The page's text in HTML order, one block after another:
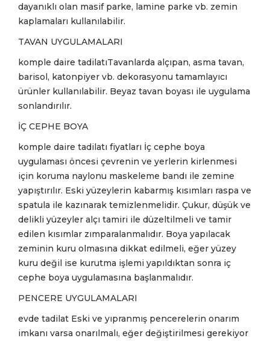
dayanıklı olan masif parke, lamine parke vb. zemin
kaplamaları kullanılabilir.
TAVAN UYGULAMALARI
komple daire tadilatıTavanlarda alçıpan, asma tavan,
barisol, katonpiyer vb. dekorasyonu tamamlayıcı
ürünler kullanılabilir. Beyaz tavan boyası ile uygulama
sonlandırılır.
İÇ CEPHE BOYA
komple daire tadilatı fiyatları İç cephe boya
uygulaması öncesi çevrenin ve yerlerin kirlenmesi
için koruma naylonu maskeleme bandı ile zemine
yapıştırılır. Eski yüzeylerin kabarmış kısımları raspa ve
spatula ile kazınarak temizlenmelidir. Çukur, düşük ve
delikli yüzeyler alçı tamiri ile düzeltilmeli ve tamir
edilen kısımlar zımparalanmalıdır. Boya yapılacak
zeminin kuru olmasına dikkat edilmeli, eğer yüzey
kuru değil ise kurutma işlemi yapıldıktan sonra iç
cephe boya uygulamasına başlanmalıdır.
PENCERE UYGULAMALARI
evde tadilat Eski ve yıpranmış pencerelerin onarım
imkanı varsa onarılmalı, eğer değiştirilmesi gerekiyor